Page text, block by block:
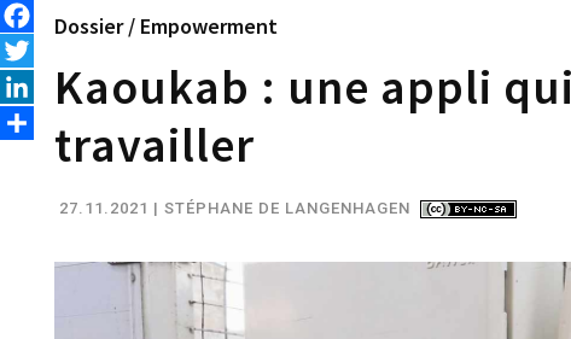
Facebook
LinkedIn
Dossier / Empowerment
Kaoukab : une appli
travailler
27.11.2021 | STÉPHANE DE LANGENHAGEN